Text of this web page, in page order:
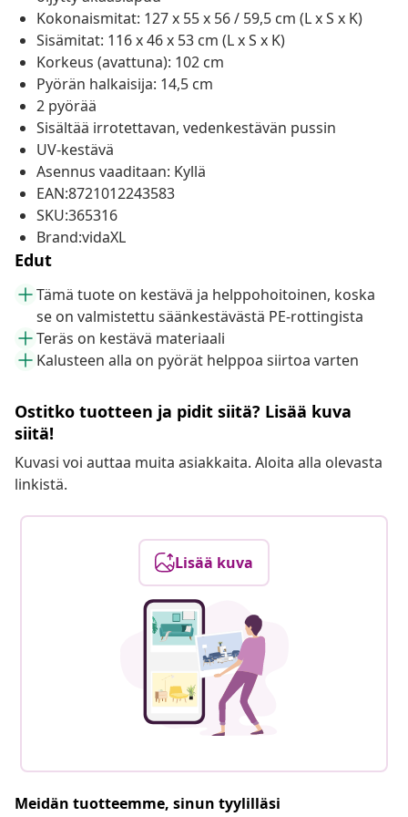
Kokonaismitat: 127 x 55 x 56 / 59,5 cm (L x S x K)
Sisämitat: 116 x 46 x 53 cm (L x S x K)
Korkeus (avattuna): 102 cm
Pyörän halkaisija: 14,5 cm
2 pyörää
Sisältää irrotettavan, vedenkestävän pussin
UV-kestävä
Asennus vaaditaan: Kyllä
EAN:8721012243583
SKU:365316
Brand:vidaXL
Edut
Tämä tuote on kestävä ja helppohoitoinen, koska
se on valmistettu säänkestävästä PE-rottingista
Teräs on kestävä materiaali
Kalusteen alla on pyörät helppoa siirtoa varten
Ostitko tuotteen ja pidit siitä? Lisää kuva
siitä!
Kuvasi voi auttaa muita asiakkaita. Aloita alla olevasta
linkistä.
Lisää kuva
Meidän tuotteemme, sinun tyylilläsi